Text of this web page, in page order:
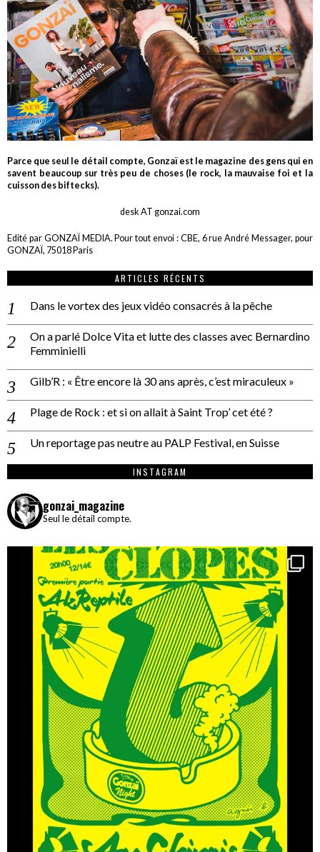
Parce que seul le détail compte, Gonzaï est le magazine des gens qui en
savent beaucoup sur très peu de choses (le rock, la mauvaise foi et la
cuisson des biftecks).
desk AT gonzai.com
Edité par GONZAÏ MEDIA. Pour tout envoi : CBE, 6 rue André Messager, pour
GONZAÏ, 75018 Paris
ARTICLES RÉCENTS
Dans le vortex des jeux vidéo consacrés à la pêche
On a parlé Dolce Vita et lutte des classes avec Bernardino
Femminielli
Gilb’R : « Être encore là 30 ans après, c’est miraculeux »
Plage de Rock : et si on allait à Saint Trop’ cet été ?
Un reportage pas neutre au PALP Festival, en Suisse
INSTAGRAM
gonzai_magazine
Seul le détail compte.